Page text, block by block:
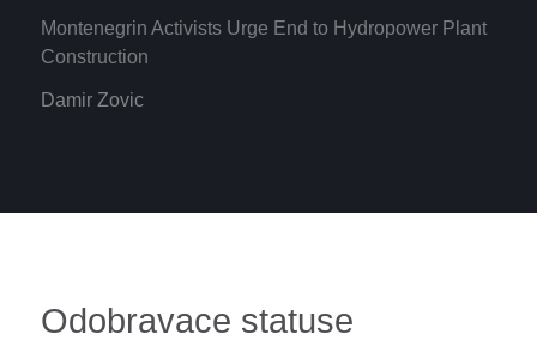
Montenegrin Activists Urge End to Hydropower Plant
Construction
Damir Zovic
Odobravace statuse